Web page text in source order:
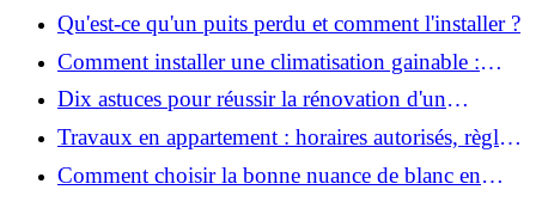
Qu'est-ce qu'un puits perdu et comment l'installer ?
Comment installer une climatisation gainable :
coût, étapes et conseils ?
Dix astuces pour réussir la rénovation d'un
appartement
Travaux en appartement : horaires autorisés, règles
et bonnes pratiques
Comment choisir la bonne nuance de blanc en